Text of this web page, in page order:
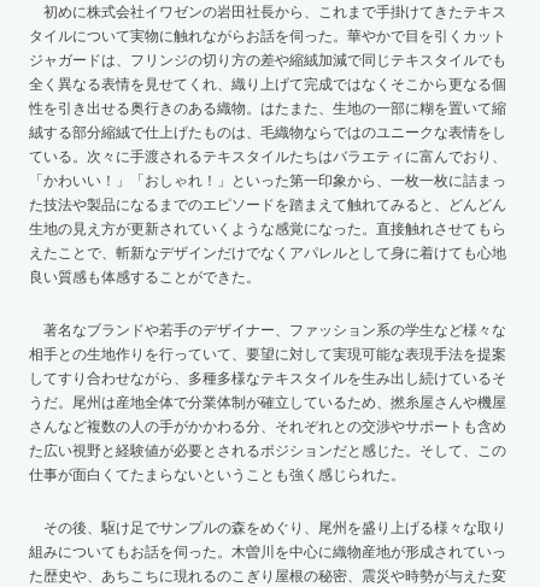
初めに株式会社イワゼンの岩田社長から、これまで手掛けてきたテキス
タイルについて実物に触れながらお話を伺った。華やかで目を引くカット
ジャガードは、フリンジの切り方の差や縮絨加減で同じテキスタイルでも
全く異なる表情を見せてくれ、織り上げて完成ではなくそこから更なる個
性を引き出せる奥行きのある織物。はたまた、生地の一部に糊を置いて縮
絨する部分縮絨で仕上げたものは、毛織物ならではのユニークな表情をし
ている。次々に手渡されるテキスタイルたちはバラエティに富んでおり、
「かわいい！」「おしゃれ！」といった第一印象から、一枚一枚に詰まっ
た技法や製品になるまでのエピソードを踏まえて触れてみると、どんどん
生地の見え方が更新されていくような感覚になった。直接触れさせてもら
えたことで、斬新なデザインだけでなくアパレルとして身に着けても心地
良い質感も体感することができた。
著名なブランドや若手のデザイナー、ファッション系の学生など様々な
相手との生地作りを行っていて、要望に対して実現可能な表現手法を提案
してすり合わせながら、多種多様なテキスタイルを生み出し続けているそ
うだ。尾州は産地全体で分業体制が確立しているため、撚糸屋さんや機屋
さんなど複数の人の手がかかわる分、それぞれとの交渉やサポートも含め
た広い視野と経験値が必要とされるポジションだと感じた。そして、この
仕事が面白くてたまらないということも強く感じられた。
その後、駆け足でサンプルの森をめぐり、尾州を盛り上げる様々な取り
組みについてもお話を伺った。木曽川を中心に織物産地が形成されていっ
た歴史や、あちこちに現れるのこぎり屋根の秘密、震災や時勢が与えた変